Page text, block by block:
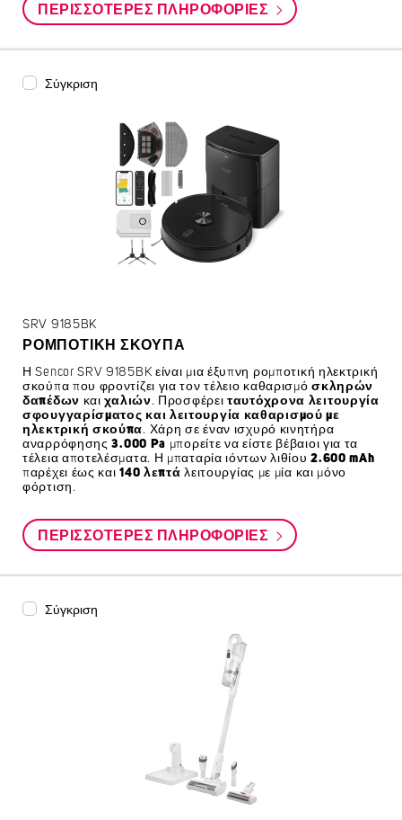
ΠΕΡΙΣΣΌΤΕΡΕΣ ΠΛΗΡΟΦΟΡΊΕΣ
Σύγκριση
SRV 9185BK
ΡΟΜΠΟΤΙΚΉ ΣΚΟΎΠΑ
Η Sencor SRV 9185BK είναι μια έξυπνη ρομποτική ηλεκτρική
σκούπα που φροντίζει για τον τέλειο καθαρισμόσκληρών
δαπέδων καιχαλιών. Προσφέρειταυτόχρονα λειτουργία
σφουγγαρίσματος και λειτουργία καθαρισμού με
ηλεκτρική σκούπα. Χάρη σε έναν ισχυρό κινητήρα
αναρρόφησης3.000 Pa μπορείτε να είστε βέβαιοι για τα
τέλεια αποτελέσματα. Η μπαταρία ιόντων λιθίου2.600 mAh
παρέχει έως και140 λεπτά λειτουργίας με μία και μόνο
φόρτιση.
ΠΕΡΙΣΣΌΤΕΡΕΣ ΠΛΗΡΟΦΟΡΊΕΣ
Σύγκριση